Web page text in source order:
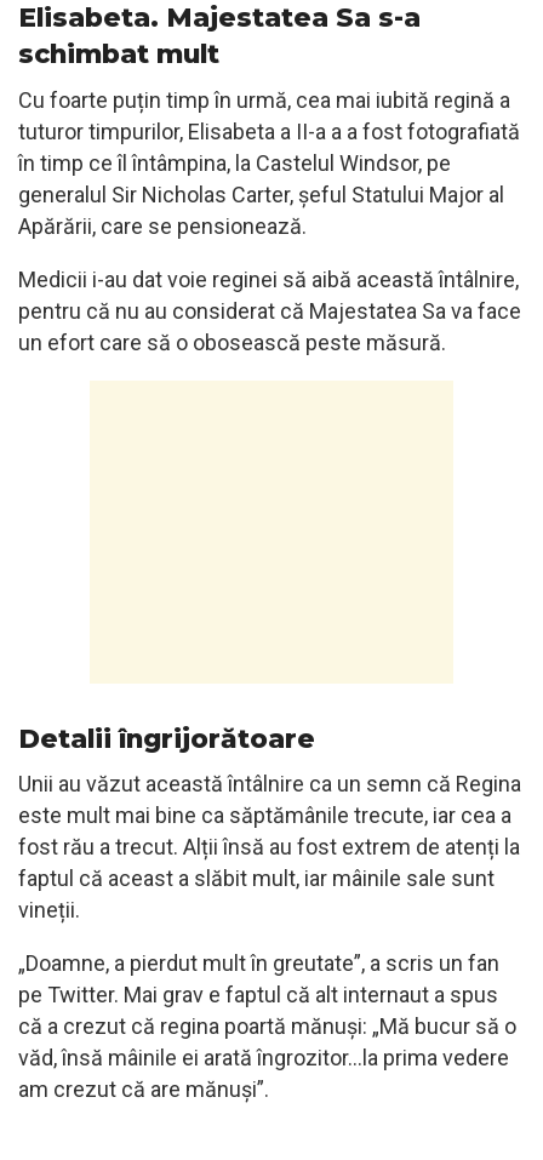
Elisabeta. Majestatea Sa s-a
schimbat mult
Cu foarte puțin timp în urmă, cea mai iubită regină a
tuturor timpurilor, Elisabeta a II-a a a fost fotografiată
în timp ce îl întâmpina, la Castelul Windsor, pe
generalul Sir Nicholas Carter, șeful Statului Major al
Apărării, care se pensionează.
Medicii i-au dat voie reginei să aibă această întâlnire,
pentru că nu au considerat că Majestatea Sa va face
un efort care să o obosească peste măsură.
Detalii îngrijorătoare
Unii au văzut această întâlnire ca un semn că Regina
este mult mai bine ca săptămânile trecute, iar cea a
fost rău a trecut. Alții însă au fost extrem de atenți la
faptul că aceast a slăbit mult, iar mâinile sale sunt
vineții.
„Doamne, a pierdut mult în greutate”, a scris un fan
pe Twitter. Mai grav e faptul că alt internaut a spus
că a crezut că regina poartă mănuși: „Mă bucur să o
văd, însă mâinile ei arată îngrozitor…la prima vedere
am crezut că are mănuși”.